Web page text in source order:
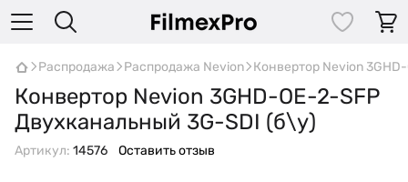
Распродажа Распродажа Nevion Конвертор Nevion
Конвертор Nevion 3GHD-ОЕ-2-SFP
Двухканальный 3G-SDI (б\у)
Артикул: 14576 Оставить отзыв